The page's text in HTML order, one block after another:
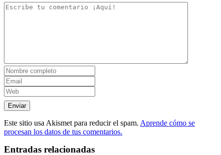
Este sitio usa Akismet para reducir el spam. Aprende cómo se
procesan los datos de tus comentarios.
Entradas relacionadas